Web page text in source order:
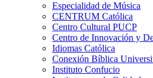
Especialidad de Música
CENTRUM Católica
Centro Cultural PUCP
Centro de Innovación y
Idiomas Católica
Conexión Bíblica
Instituto Confucio